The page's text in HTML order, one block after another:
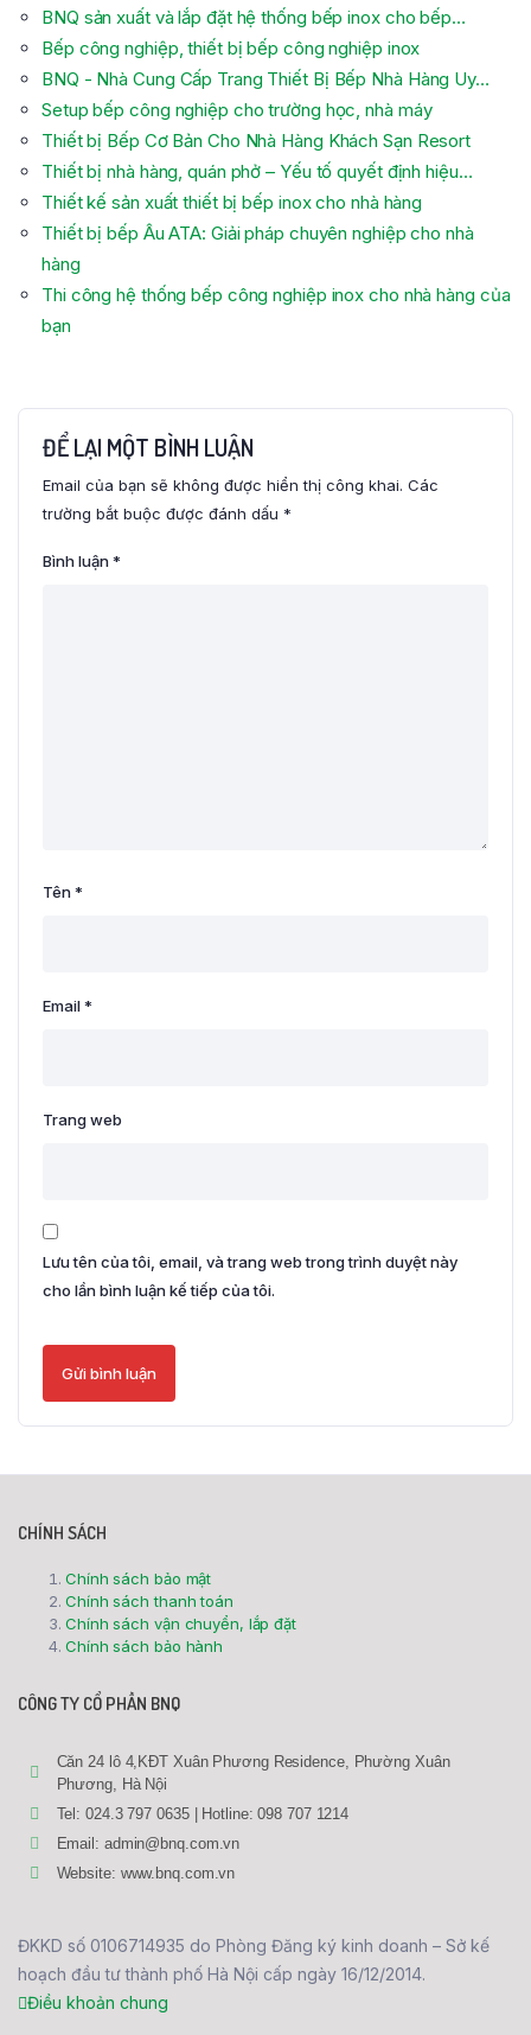
BNQ sản xuất và lắp đặt hệ thống bếp inox cho bếp…
Bếp công nghiệp, thiết bị bếp công nghiệp inox
BNQ - Nhà Cung Cấp Trang Thiết Bị Bếp Nhà Hàng Uy…
Setup bếp công nghiệp cho trường học, nhà máy
Thiết bị Bếp Cơ Bản Cho Nhà Hàng Khách Sạn Resort
Thiết bị nhà hàng, quán phở – Yếu tố quyết định hiệu…
Thiết kế sản xuất thiết bị bếp inox cho nhà hàng
Thiết bị bếp Âu ATA: Giải pháp chuyên nghiệp cho nhà
hàng
Thi công hệ thống bếp công nghiệp inox cho nhà hàng của
bạn
ĐỂ LẠI MỘT BÌNH LUẬN
Email của bạn sẽ không được hiển thị công khai. Các
trường bắt buộc được đánh dấu *
Bình luận*
Tên*
Email*
Trang web
Lưu tên của tôi, email, và trang web trong trình duyệt này
cho lần bình luận kế tiếp của tôi.
CHÍNH SÁCH
Chính sách bảo mật
Chính sách thanh toán
Chính sách vận chuyển, lắp đặt
Chính sách bảo hành
CÔNG TY CỔ PHẦN BNQ
Căn 24 lô 4,KĐT Xuân Phương Residence, Phường Xuân
Phương, Hà Nội
Tel: 024.3 797 0635 | Hotline: 098 707 1214
Email: admin@bnq.com.vn
Website: www.bnq.com.vn
ĐKKD số 0106714935 do Phòng Đăng ký kinh doanh – Sở kế
hoạch đầu tư thành phố Hà Nội cấp ngày 16/12/2014.
Điều khoản chung